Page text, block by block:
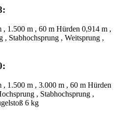
1.500 m , 60 m Hürden 0,914 m ,
Stabhochsprung , Weitsprung ,
1.500 m , 3.000 m , 60 m Hürden
, Stabhochsprung ,
6 kg